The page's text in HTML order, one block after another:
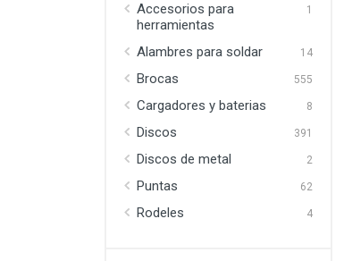
Accesorios para
herramientas
1
Alambres para soldar 14
Brocas 555
Cargadores y baterias 8
Discos 391
Discos de metal 2
Puntas 62
Rodeles 4